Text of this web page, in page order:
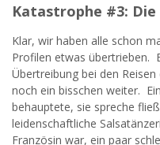
Katastrophe #3:
Klar, wir haben alle schon
Profilen etwas übertrieben.
Übertreibung bei den
noch ein bisschen weiter.
behauptete, sie spreche
leidenschaftliche
Französin war, ein paar